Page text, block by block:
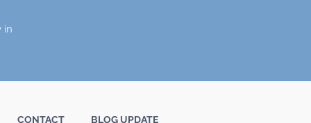
in
CONTACT BLOG UPDATE